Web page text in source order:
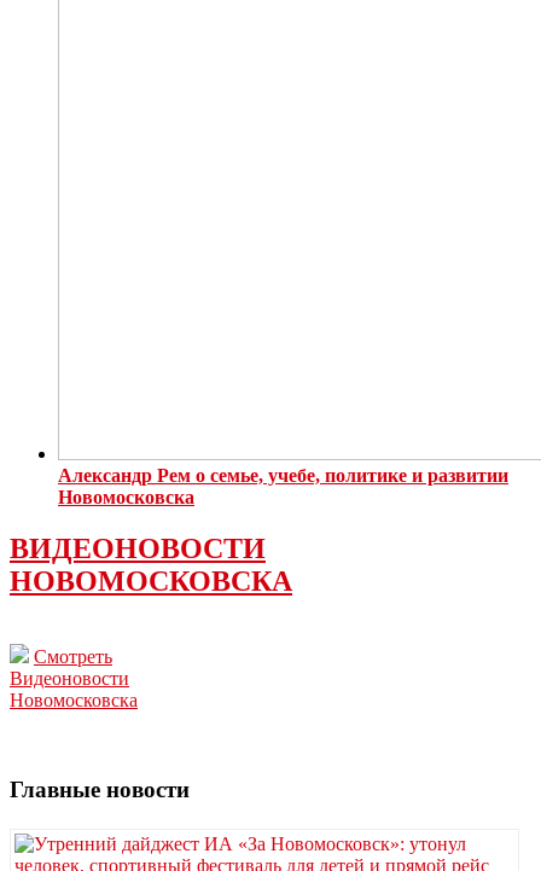
Александр Рем о семье, учебе, политике и развитии
Новомосковска
ВИДЕОНОВОСТИ
НОВОМОСКОВСКА
Смотреть
Видеоновости
Новомосковска
Главные новости